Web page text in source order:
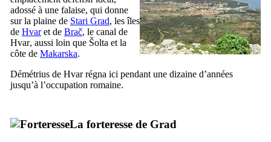
adossé à une falaise, qui donne
sur la plaine de Stari Grad, les îles
de Hvaret de Brač, le canal de
Hvar, aussi loin que Šolta et la
côte de Makarska.
Démétrius de Hvarrégna ici pendant une dizaine d’années
jusqu’à l’occupation romaine.
La forteresse de Grad